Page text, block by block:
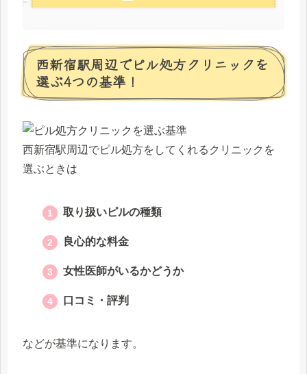
西新宿駅周辺でピル処方クリニックを
選ぶ4つの基準！
西新宿駅周辺でピル処方をしてくれるクリニックを
選ぶときは
取り扱いピルの種類
良心的な料金
女性医師がいるかどうか
口コミ・評判
などが基準になります。